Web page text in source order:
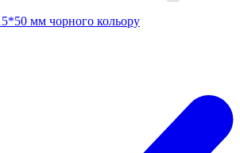
мм чорного кольору